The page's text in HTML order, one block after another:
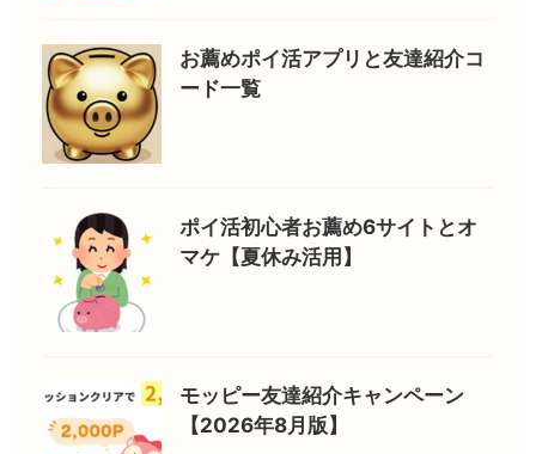
お薦めポイ活アプリと友達紹介コ
ード一覧
ポイ活初心者お薦め6サイトとオ
マケ【夏休み活用】
モッピー友達紹介キャンペーン
【2026年8月版】